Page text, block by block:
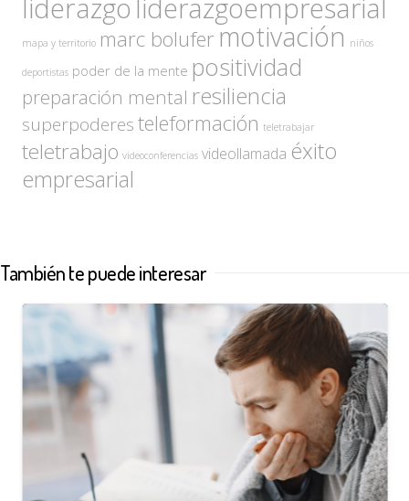
liderazgo liderazgoempresarial
mapa y territorio marc bolufermotivación niños
deportistas poder de la mente positividad
preparación mental resiliencia
superpoderesteleformación teletrabajar
teletrabajo videoconferencias videollamada éxito
empresarial
También te puede interesar